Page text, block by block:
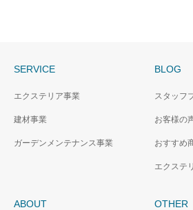
SERVICE
エクステリア事業
建材事業
ガーデンメンテナンス事業
BLOG
スタッフ
お客様の
おすすめ
エクステ
ABOUT OTHER